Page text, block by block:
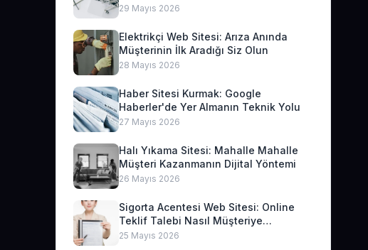
29 Mayıs 2026
Elektrikçi Web Sitesi: Arıza Anında
Müşterinin İlk Aradığı Siz Olun
28 Mayıs 2026
Haber Sitesi Kurmak: Google
Haberler'de Yer Almanın Teknik Yolu
27 Mayıs 2026
Halı Yıkama Sitesi: Mahalle Mahalle
Müşteri Kazanmanın Dijital Yöntemi
26 Mayıs 2026
Sigorta Acentesi Web Sitesi: Online
Teklif Talebi Nasıl Müşteriye
Dönüşür?
25 Mayıs 2026